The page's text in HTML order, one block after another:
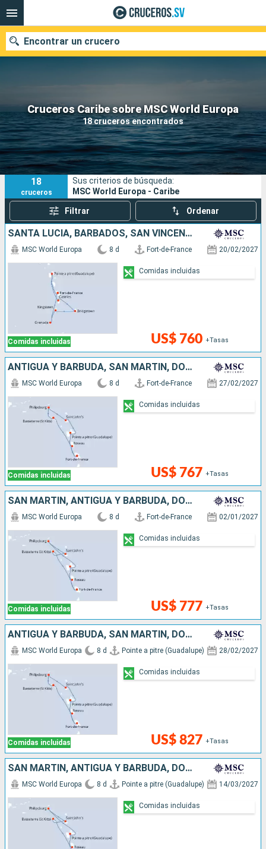
Cruceros Caribe sobre MSC World Europa
18 cruceros encontrados
Encontrar un crucero
Nuestros destinos
Fecha de salida
Puertos Compañías
Buscar
18
cruceros
Sus criterios de búsqueda:
MSC World Europa - Caribe
Filtrar Ordenar
SANTA LUCIA, BARBADOS, SAN VINCENT Y LAS GRANADINAS, GRENADA
Comidas incluidas
MSC World Europa 8 d Fort-de-France 20/02/2027
US$ 760 +Tasas
Comidas incluidas
ANTIGUA Y BARBUDA, SAN MARTÍN, DOMINICA
Comidas incluidas
MSC World Europa 8 d Fort-de-France 27/02/2027
US$ 767 +Tasas
Comidas incluidas
SAN MARTÍN, ANTIGUA Y BARBUDA, DOMINICA
Comidas incluidas
MSC World Europa 8 d Fort-de-France 02/01/2027
US$ 777 +Tasas
Comidas incluidas
ANTIGUA Y BARBUDA, SAN MARTÍN, DOMINICA
Comidas incluidas
MSC World Europa 8 d Pointe a pitre (Guadalupe) 28/02/2027
US$ 827 +Tasas
Comidas incluidas
SAN MARTÍN, ANTIGUA Y BARBUDA, DOMINICA
MSC World Europa 8 d Pointe a pitre (Guadalupe) 14/03/2027
Comidas incluidas